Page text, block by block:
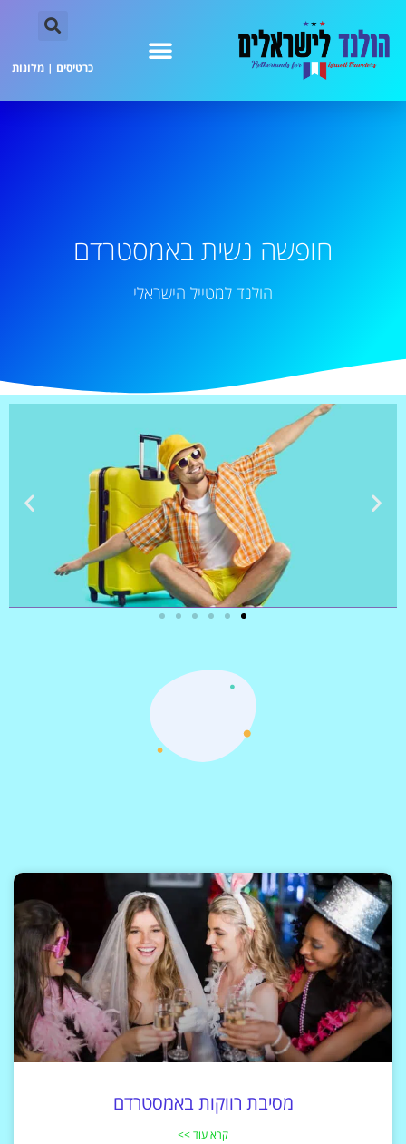
כרטיסים | מלונות
חופשה נשית באמסטרדם
הולנד למטייל הישראלי
מסיבת רווקות באמסטרדם
קרא עוד >>